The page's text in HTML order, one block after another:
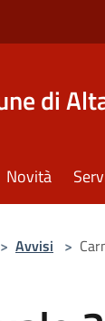
di
Novità
> Avvisi >